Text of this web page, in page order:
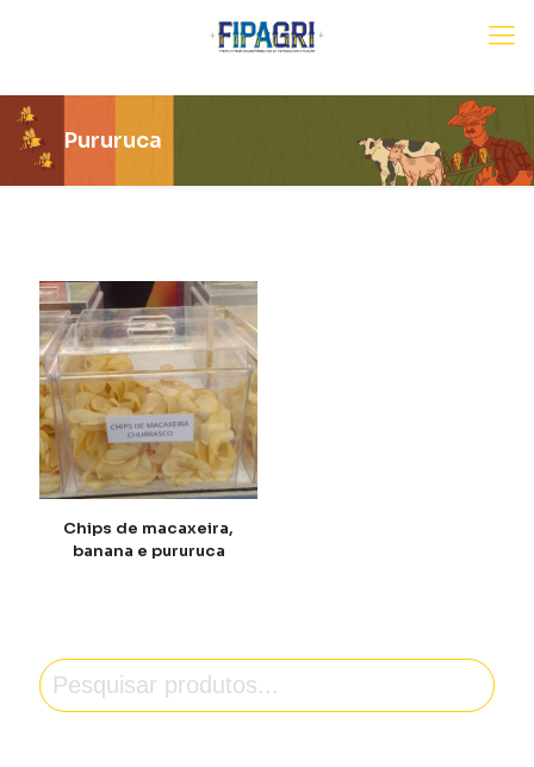
Pururuca
Chips de macaxeira,
banana e pururuca
Pesquisa